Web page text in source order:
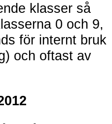
klasser så
0 och 9,
för internt bruk
och oftast av